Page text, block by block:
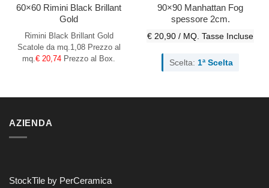
60×60 Rimini Black Brillant
Gold
Rimini Black Brillant Gold
Scatole da mq.1,08 Prezzo al
mq. € 20,74 Prezzo al Box.
90×90 Manhattan Fog
spessore 2cm.
€ 20,90 / MQ. Tasse Incluse
Scelta: 1ª Scelta
AZIENDA
StockTile by PerCeramica